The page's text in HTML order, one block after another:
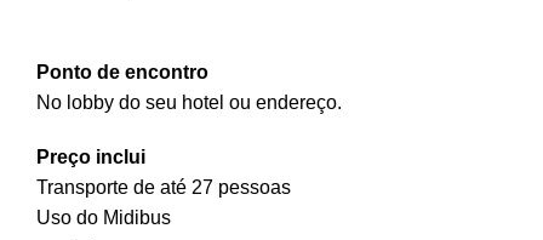
Ponto de encontro
No lobby do seu hotel ou endereço.
Preço inclui
Transporte de até 27 pessoas
Uso do Midibus